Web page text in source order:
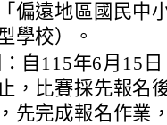
偏遠地區國民中
學校）。
自115年6月15
，比賽採先報名
先完成報名作業